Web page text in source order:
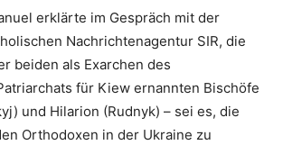
erklärte im Gespräch mit der
Nachrichtenagentur SIR, die
beiden als Exarchen des
für Kiew ernannten Bischöfe
und Hilarion (Rudnyk) – sei es, die
Orthodoxen in der Ukraine zu